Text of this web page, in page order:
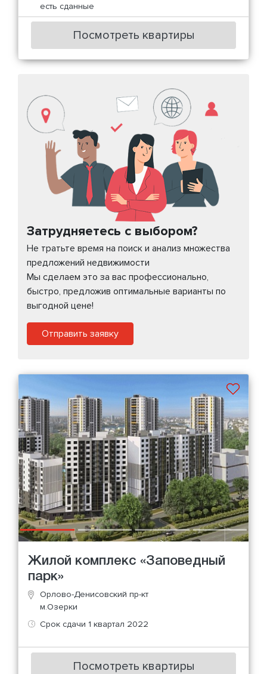
есть сданные
Посмотреть квартиры
Затрудняетесь с выбором?
Не тратьте время на поиск и анализ множества
предложений недвижимости
Мы сделаем это за вас профессионально,
быстро, предложив оптимальные варианты по
выгодной цене!
Отправить заявку
Жилой комплекс «Заповедный
парк»
Орлово-Денисовский пр-кт
м.Озерки
Срок сдачи 1 квартал 2022
Посмотреть квартиры